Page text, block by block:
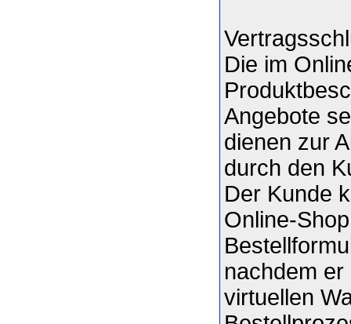
Die im
Angebote
dienen zur
durch den
Der Kunde
Online-
nachdem
virtuellen